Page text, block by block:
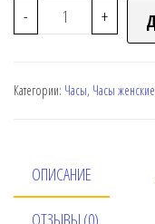
- +
Категории: Часы, Часы женские
ОПИСАНИЕ
ОТЗЫВЫ (0)